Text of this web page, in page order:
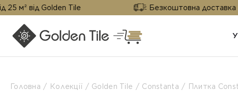
Golden Tile Безкоштовна доставка від 25 м²
Головна Колекції Golden Tile Constanta Плитка